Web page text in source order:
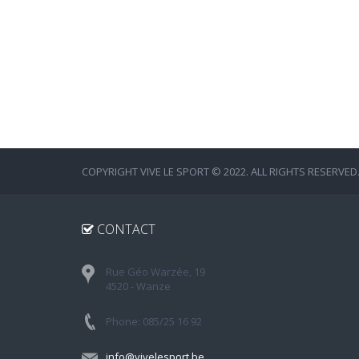
COPYRIGHT VIVE LE SPORT © 2022. ALL RIGHTS RESERVED.
CONTACT
Rue Géo Warzée, 19
4520 - Wanze
Phone: 085/25 16 92